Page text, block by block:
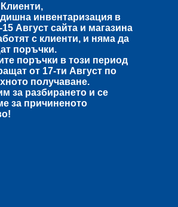
инвентаризация в
15 Август сайта и магазина
с клиенти, и няма да
поръчки.
поръчки в този период
от 17-ти Август по
получаване.
за разбирането и се
за причиненото